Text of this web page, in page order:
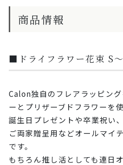
商品情報
■ドライフラワー花束 S
Calon独自のフレアラッピン
ーとプリザーブドフラワーを
誕生日プレゼントや卒業祝い
ご両家贈呈用などオールマイ
です。
もちろん推し活としても連日